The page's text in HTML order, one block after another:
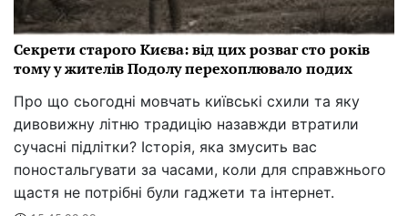
Секрети старого Києва: від цих розваг сто років
тому у жителів Подолу перехоплювало подих
Про що сьогодні мовчать київські схили та яку
дивовижну літню традицію назавжди втратили
сучасні підлітки? Історія, яка змусить вас
поностальгувати за часами, коли для справжнього
щастя не потрібні були гаджети та інтернет.